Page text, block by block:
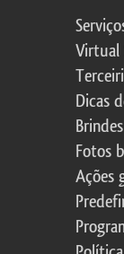
Virtual
Dicas
Fotos
Ações